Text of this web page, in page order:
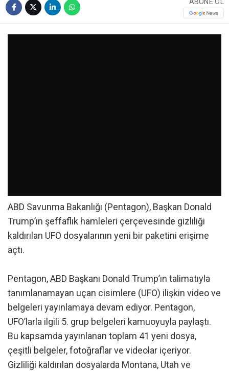
ABD Savunma Bakanlığı (Pentagon), Başkan Donald
Trump’ın şeffaflık hamleleri çerçevesinde gizliliği
kaldırılan UFO dosyalarının yeni bir paketini erişime
açtı.
Pentagon, ABD Başkanı Donald Trump’ın talimatıyla
tanımlanamayan uçan cisimlere (UFO) ilişkin video ve
belgeleri yayınlamaya devam ediyor. Pentagon,
UFO’larla ilgili 5. grup belgeleri kamuoyuyla paylaştı.
Bu kapsamda yayınlanan toplam 41 yeni dosya,
çeşitli belgeler, fotoğraflar ve videolar içeriyor.
Gizliliği kaldırılan dosyalarda Montana, Utah ve